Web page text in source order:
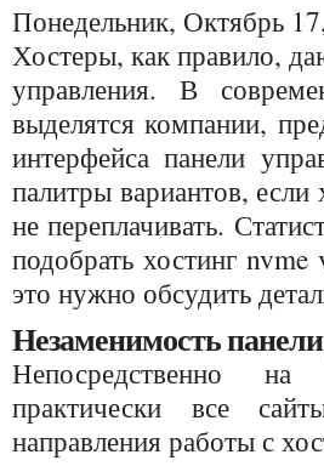
Понедельник, Октябрь
Хостеры, как правило,
управления. В
выделятся компании,
интерфейса панели
палитры вариантов, если
не переплачивать.
подобрать хостинг
это нужно обсудить
Незаменимость
Непосредственно на
практически все
направления работы с